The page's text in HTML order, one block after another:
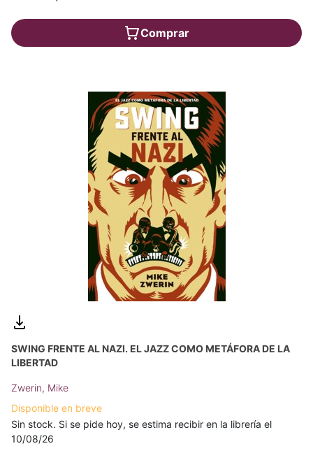
Comprar
SWING FRENTE AL NAZI. EL JAZZ COMO METÁFORA DE LA
LIBERTAD
Zwerin, Mike
Disponible en breve
Sin stock. Si se pide hoy, se estima recibir en la librería el
10/08/26